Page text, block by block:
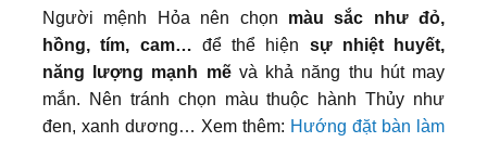
Người mệnh Hỏa nên chọn màu sắc như đỏ,
hồng, tím, cam… để thể hiện sự nhiệt huyết,
năng lượng mạnh mẽvà khả năng thu hút may
mắn. Nên tránh chọn màu thuộc hành Thủy như
đen, xanh dương… Xem thêm: Hướng đặt bàn làm